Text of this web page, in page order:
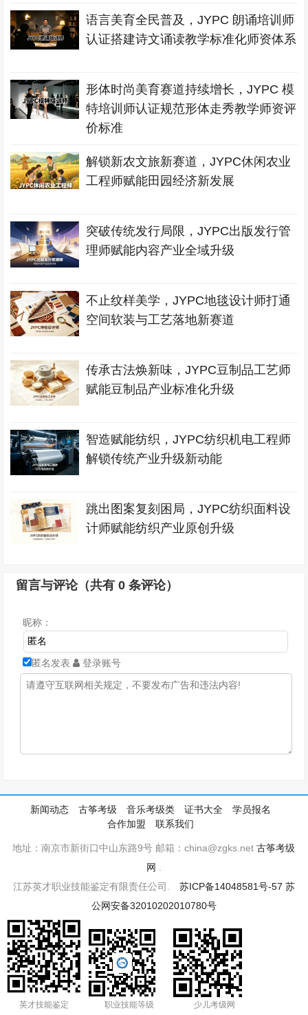
语言美育全民普及，JYPC 朗诵培训师
认证搭建诗文诵读教学标准化师资体系
形体时尚美育赛道持续增长，JYPC 模
特培训师认证规范形体走秀教学师资评
价标准
解锁新农文旅新赛道，JYPC休闲农业
工程师赋能田园经济新发展
突破传统发行局限，JYPC出版发行管
理师赋能内容产业全域升级
不止纹样美学，JYPC地毯设计师打通
空间软装与工艺落地新赛道
传承古法焕新味，JYPC豆制品工艺师
赋能豆制品产业标准化升级
智造赋能纺织，JYPC纺织机电工程师
解锁传统产业升级新动能
跳出图案复刻困局，JYPC纺织面料设
计师赋能纺织产业原创升级
留言与评论（共有0 条评论）
昵称：
匿名发表 登录账号
新闻动态 古筝考级 音乐考级类 证书大全
学员报名
合作加盟
联系我们
地址：南京市新街口中山东路9号 邮箱：china@zgks.net古筝考级
网
江苏英才职业技能鉴定有限责任公司. 苏ICP备14048581号-57 苏
公网安备32010202010780号
英才技能鉴定 职业技能等级 少儿考级网